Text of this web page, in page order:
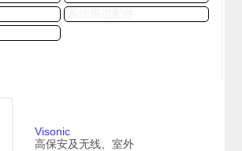
Visonic
高保安及无线、室外